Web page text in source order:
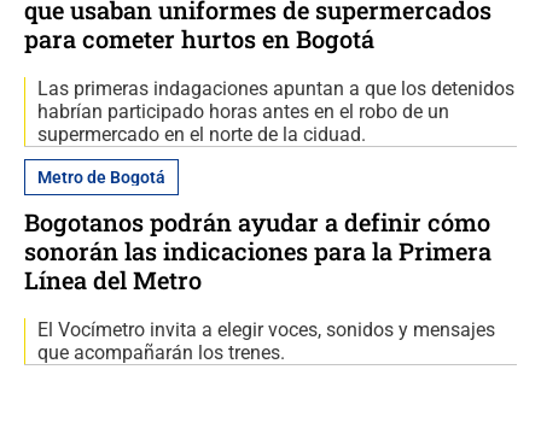
que usaban uniformes de supermercados
para cometer hurtos en Bogotá
Las primeras indagaciones apuntan a que los detenidos
habrían participado horas antes en el robo de un
supermercado en el norte de la ciduad.
Metro de Bogotá
Bogotanos podrán ayudar a definir cómo
sonorán las indicaciones para la Primera
Línea del Metro
El Vocímetro invita a elegir voces, sonidos y mensajes
que acompañarán los trenes.